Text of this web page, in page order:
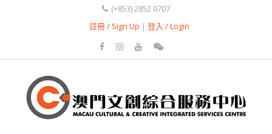
(+853) 2852 0707
註冊 / Sign Up | 登入 / Login